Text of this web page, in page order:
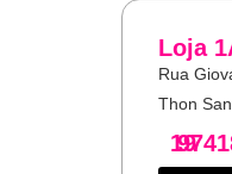
Loja
Rua
Thon
19